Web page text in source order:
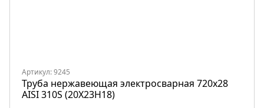
Артикул: 9245
Труба нержавеющая электросварная 720х28
AISI 310S (20Х23Н18)